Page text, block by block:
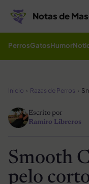
Notas de
PerrosGatosHumor
Inicio Razas de Perros
Escrito por
Ramiro Libreros
Smooth
pelo